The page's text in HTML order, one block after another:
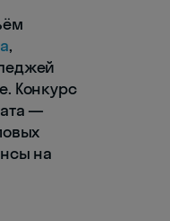
,
Конкурс
—
на